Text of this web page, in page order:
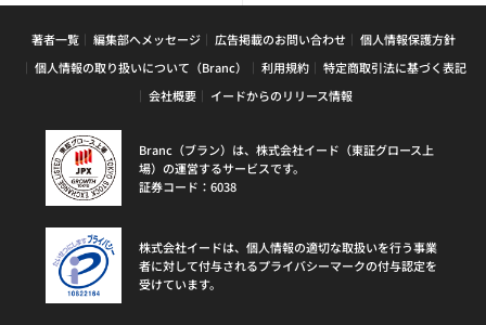
著者一覧 編集部へメッセージ 広告掲載のお問い合わせ
個人情報保護方針
個人情報の取り扱いについて（Branc）
利用規約
特定商取引法に基づく表記
会社概要
イードからのリリース情報
Branc（ブラン）は、株式会社イード（東証グロース上
場）の運営するサービスです。
証券コード：6038
株式会社イードは、個人情報の適切な取扱いを行う事業
者に対して付与されるプライバシーマークの付与認定を
受けています。